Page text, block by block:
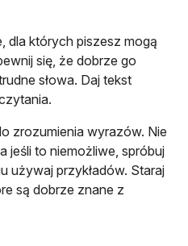
dla których piszesz mogą
się, że dobrze go
słowa. Daj tekst
zrozumienia wyrazów. Nie
jeśli to niemożliwe, spróbuj
używaj przykładów. Staraj
są dobrze znane z